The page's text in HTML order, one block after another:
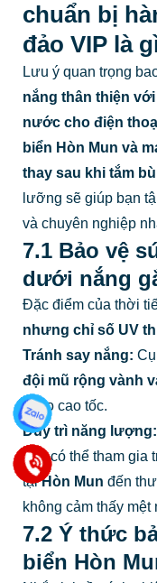
chuẩn bị
đảo VIP là
Lưu ý quan trọng
nắng thân thiện
nước cho điện
biển Hòn Mun và
thay sau khi tắm
lưỡng sẽ giúp bạn
và chuyên nghiệp
7.1 Bảo vệ
dưới nắng
Đặc điểm của thời
nhưng chỉ số UV
Tránh say nắng:
đội mũ rộng vành
cano cao tốc.
Duy trì năng lượng:
bạn có thể tham gia
tạiHòn Mun đến
không cảm thấy mệt
7.2 Ý thức
biển Hòn